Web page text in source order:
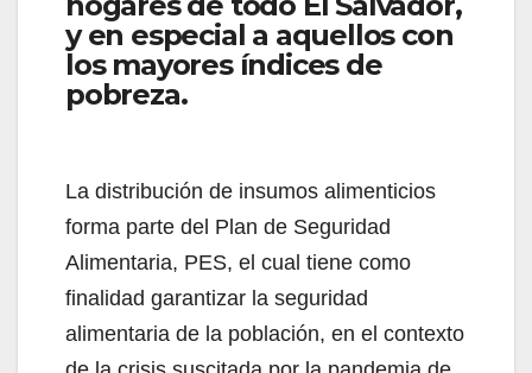
y en especial a aquellos con
los mayores índices de
pobreza.
La distribución de insumos alimenticios
forma parte del Plan de Seguridad
Alimentaria, PES, el cual tiene como
finalidad garantizar la seguridad
alimentaria de la población, en el contexto